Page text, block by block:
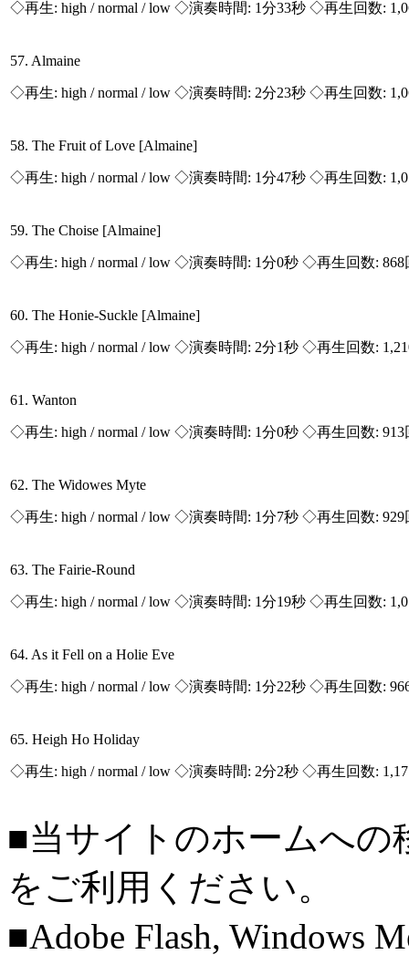
◇再生: high / normal / low ◇演奏時間: 1分33秒 ◇再生回数:
57. Almaine
◇再生: high / normal / low ◇演奏時間: 2分23秒 ◇再生回数:
58. The Fruit of Love [Almaine]
◇再生: high / normal / low ◇演奏時間: 1分47秒 ◇再生回数:
59. The Choise [Almaine]
◇再生: high / normal / low ◇演奏時間: 1分0秒 ◇再生回数:
60. The Honie-Suckle [Almaine]
◇再生: high / normal / low ◇演奏時間: 2分1秒 ◇再生回数:
61. Wanton
◇再生: high / normal / low ◇演奏時間: 1分0秒 ◇再生回数:
62. The Widowes Myte
◇再生: high / normal / low ◇演奏時間: 1分7秒 ◇再生回数:
63. The Fairie-Round
◇再生: high / normal / low ◇演奏時間: 1分19秒 ◇再生回数:
64. As it Fell on a Holie Eve
◇再生: high / normal / low ◇演奏時間: 1分22秒 ◇再生回数:
65. Heigh Ho Holiday
◇再生: high / normal / low ◇演奏時間: 2分2秒 ◇再生回数:
■当サイトのホームへの
をご利用ください。
■Adobe Flash, Windows